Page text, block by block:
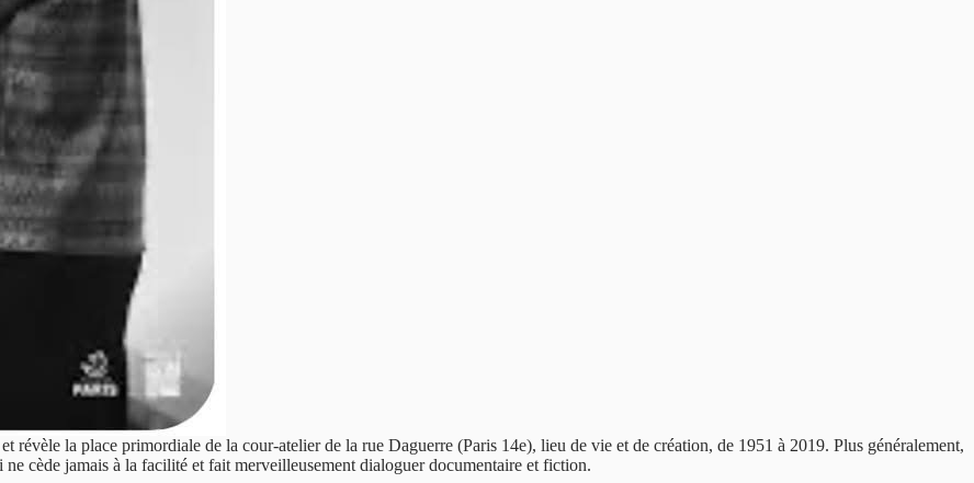
révèle la place primordiale de la cour-atelier de la rue Daguerre (Paris 14e), lieu de vie et de création, de 1951 à 2019. Plus généralement,
cède jamais à la facilité et fait merveilleusement dialoguer documentaire et fiction.